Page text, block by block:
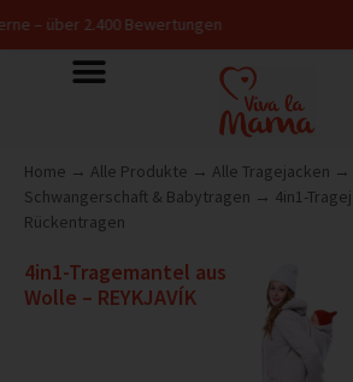
In
Home → Alle Produkte → Alle Tragejacken →
Schwangerschaft & Babytragen → 4in1-
Rückentragen
4in1-Tragemantel aus
Wolle – REYKJAVÍK